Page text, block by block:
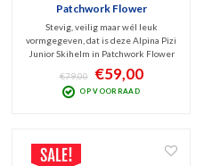
Patchwork Flower
Stevig, veilig maar wél leuk
vormgegeven, dat is deze Alpina Pizi
Junior Skihelm in Patchwork Flower
kleuren. De lichtgewicht
sneeuwhelm heeft de perfecte
combinatie van veel comfort en
€79,00 €59,00
OP VOORRAAD